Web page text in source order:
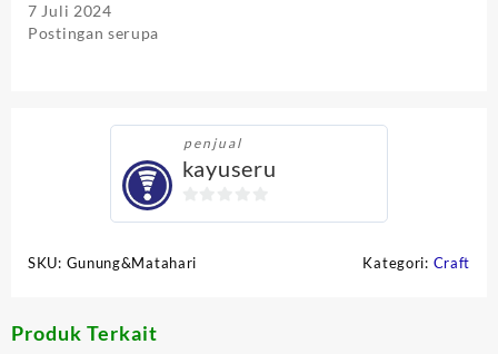
7 Juli 2024
Postingan serupa
penjual
kayuseru
of
SKU: Gunung&Matahari Kategori: Craft
Produk Terkait